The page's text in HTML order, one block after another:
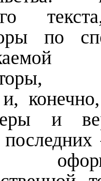
по
и,
и